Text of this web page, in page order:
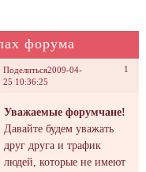
форума
Поделиться 1
2009-04-
25 10:36:25
Уважаемые форумчане!
Давайте будем уважать
друг друга и трафик
людей, которые не имеют